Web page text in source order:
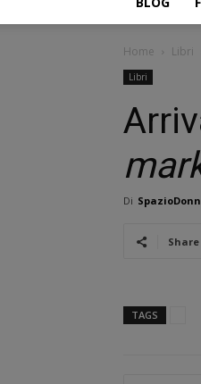
Home Libri
Libri
Di
Share
TAGS